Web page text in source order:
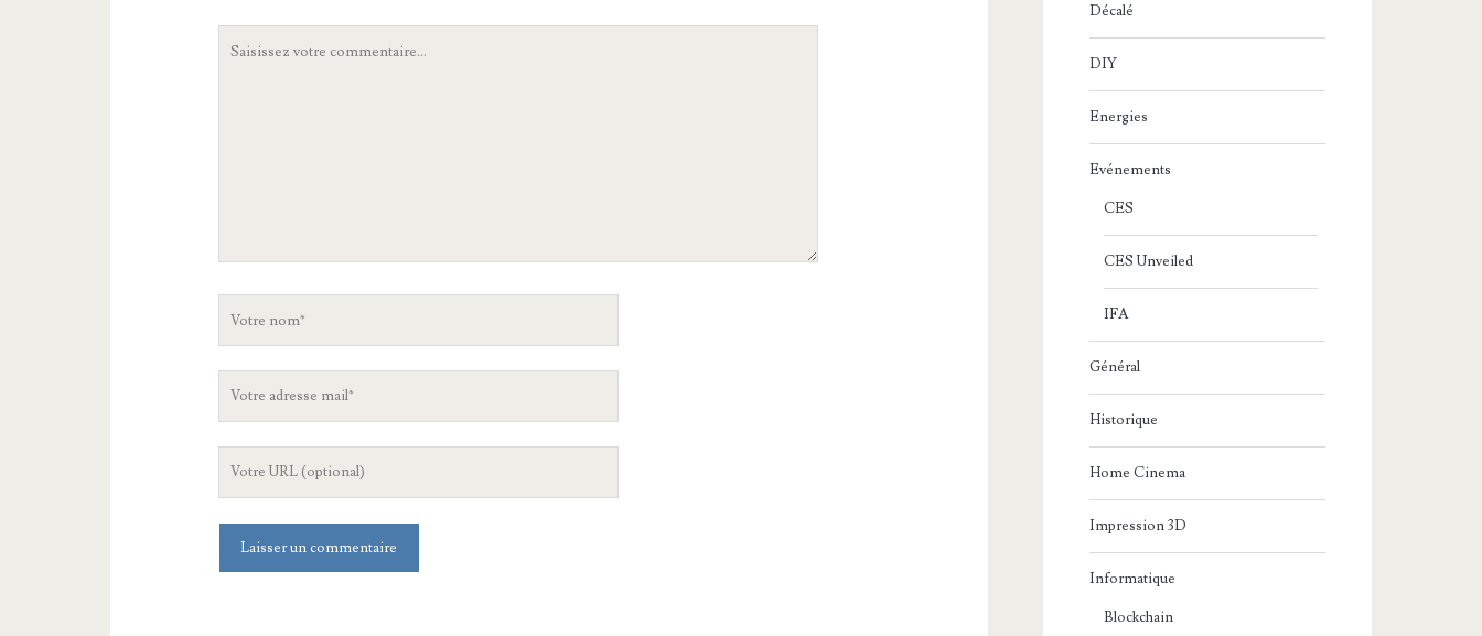
site
Décalé
DIY
Energies
Evénements
CES
CES Unveiled
IFA
Général
Historique
Home Cinema
Impression 3D
Informatique
Blockchain